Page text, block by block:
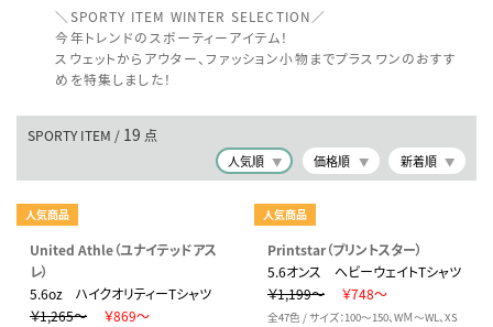
＼SPORTY ITEM WINTER SELECTION／
今年トレンドのスポーティーアイテム！
スウェットからアウター、ファッション小物までプラスワンのおすす
めを特集しました！
SPORTY ITEM / 19 点
人気順 価格順 新着順
人気商品
United Athle（ユナイテッドアス
レ）
5.6oz ハイクオリティーTシャツ
￥1,265～
￥869～
人気商品
Printstar（プリントスター）
5.6オンス ヘビーウェイトTシャツ
￥1,199～
￥748～
全47色 / サイズ：100～150、WＭ～WL、XS